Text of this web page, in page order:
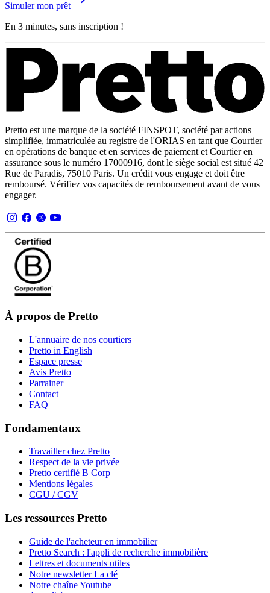
Simuler mon prêt
En 3 minutes, sans inscription !
Pretto est une marque de la société FINSPOT, société par actions
simplifiée, immatriculée au registre de l'ORIAS en tant que Courtier
en opérations de banque et en services de paiement et Courtier en
assurance sous le numéro 17000916, dont le siège social est situé 42
Rue de Paradis, 75010 Paris. Un crédit vous engage et doit être
remboursé. Vérifiez vos capacités de remboursement avant de vous
engager.
À propos de Pretto
L'annuaire de nos courtiers
Pretto in English
Espace presse
Avis Pretto
Parrainer
Contact
FAQ
Fondamentaux
Travailler chez Pretto
Respect de la vie privée
Pretto certifié B Corp
Mentions légales
CGU / CGV
Les ressources Pretto
Guide de l'acheteur en immobilier
Pretto Search : l'appli de recherche immobilière
Lettres et documents utiles
Notre newsletter La clé
Notre chaîne Youtube